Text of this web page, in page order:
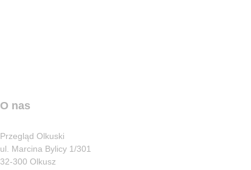
O nas
Przegląd Olkuski
ul. Marcina Bylicy 1/301
32-300 Olkusz